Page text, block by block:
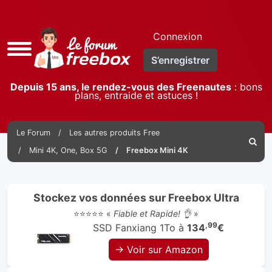
Accès
rapide
Connexion
S’enregistrer
Depuis 15 ans, le rendez-vous des Freenautes: bons
plans, entraide et astuces !
Le Forum
Les autres produits Free
Mini 4K, One, Box 5G
Freebox Mini 4K
Stockez vos données sur Freebox Ultra
⭐⭐⭐⭐⭐ « Fiable et Rapide! 👌»
SSD Fanxiang 1To à 134,99€
→ Voir sur Amazon